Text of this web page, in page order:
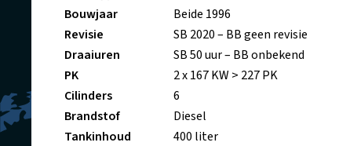
Bouwjaar
Beide 1996
Revisie
SB 2020 – BB geen revisie
Draaiuren
SB 50 uur – BB onbekend
PK
2 x 167 KW > 227 PK
Cilinders
6
Brandstof
Diesel
Tankinhoud
400 liter